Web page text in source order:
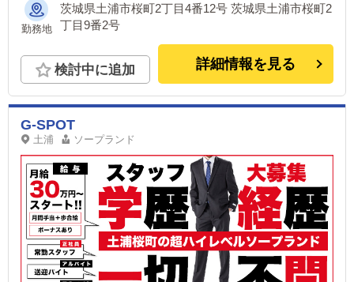
勤務地
茨城県土浦市桜町2丁目4番12号 茨城県土浦市桜町2
丁目9番2号
検討中に追加 詳細情報を見る
G-SPOT
土浦 ソープランド